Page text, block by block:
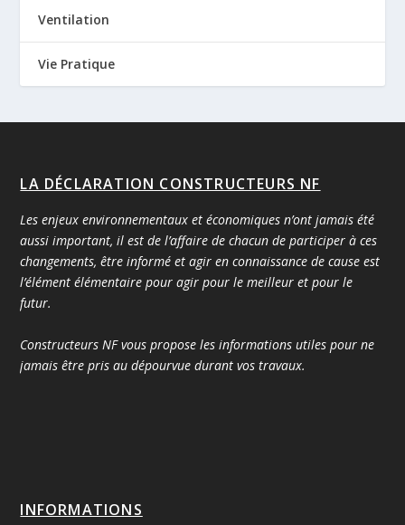
Ventilation
Vie Pratique
LA DÉCLARATION CONSTRUCTEURS NF
Les enjeux environnementaux et économiques n’ont jamais été
aussi important, il est de l’affaire de chacun de participer à ces
changements, être informé et agir en connaissance de cause est
l’élément élémentaire pour agir pour le meilleur et pour le
futur.
Constructeurs NF vous propose les informations utiles pour ne
jamais être pris au dépourvue durant vos travaux.
INFORMATIONS